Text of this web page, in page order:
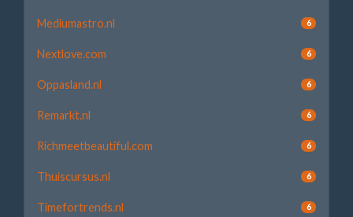
Mediumastro.nl 6
Nextlove.com 6
Oppasland.nl 6
Remarkt.nl 6
Richmeetbeautiful.com 6
Thuiscursus.nl 6
Timefortrends.nl 6